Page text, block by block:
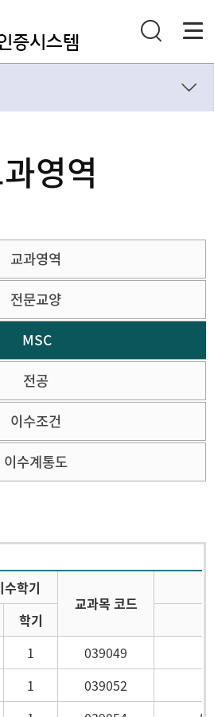
영역
교과영역
전문교양
MSC
전공
이수조건
이수계통도
수학기
교과목 코드
학기
1
039049
1
039052